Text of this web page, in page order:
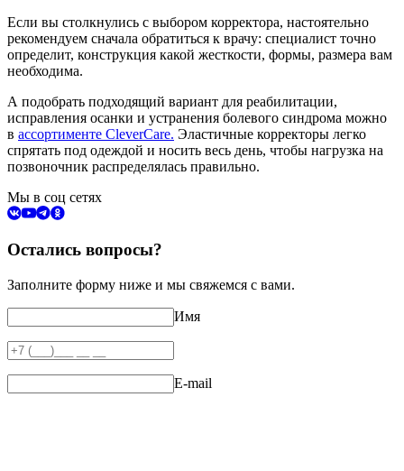
Если вы столкнулись с выбором корректора, настоятельно
рекомендуем сначала обратиться к врачу: специалист точно
определит, конструкция какой жесткости, формы, размера вам
необходима.
А подобрать подходящий вариант для реабилитации,
исправления осанки и устранения болевого синдрома можно
в ассортименте CleverCare. Эластичные корректоры легко
спрятать под одеждой и носить весь день, чтобы нагрузка на
позвоночник распределялась правильно.
Мы в соц сетях
Остались вопросы?
Заполните форму ниже и мы свяжемся с вами.
Имя
E-mail